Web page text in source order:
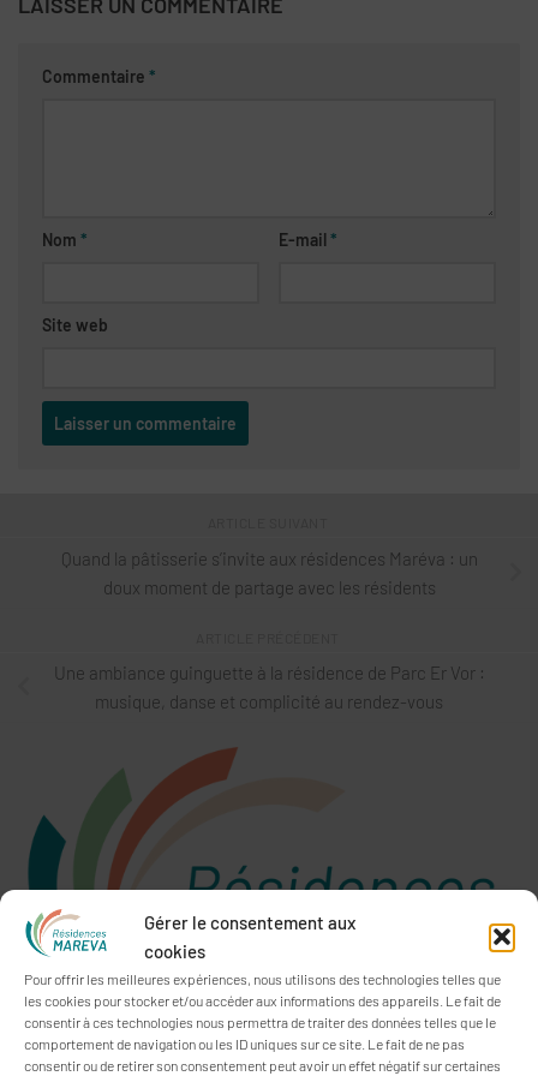
Gérer le consentement aux
cookies
Pour offrir les meilleures expériences, nous utilisons des technologies telles que
les cookies pour stocker et/ou accéder aux informations des appareils. Le fait de
consentir à ces technologies nous permettra de traiter des données telles que le
comportement de navigation ou les ID uniques sur ce site. Le fait de ne pas
consentir ou de retirer son consentement peut avoir un effet négatif sur certaines
Commentaire *
Nom * E-mail*
Site web
Quand la pâtisserie s’invite aux résidences Maréva : un
doux moment de partage avec les résidents
Une ambiance guinguette à la résidence de Parc Er Vor :
musique, danse et complicité au rendez-vous